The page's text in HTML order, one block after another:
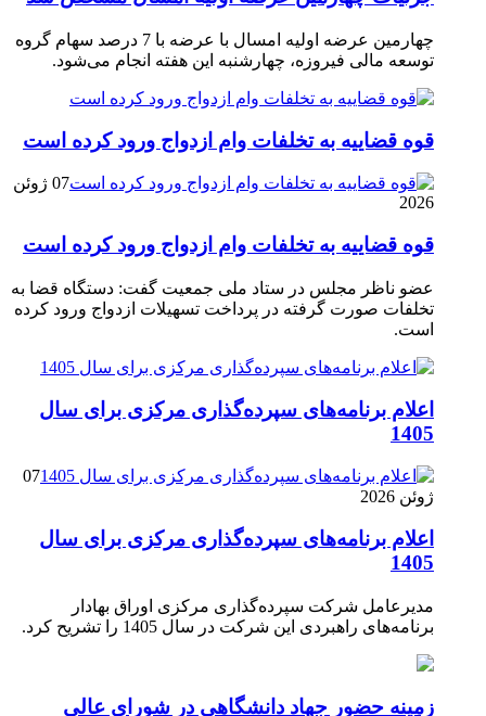
چهارمین عرضه اولیه امسال با عرضه با 7 درصد سهام گروه
توسعه مالی فیروزه، چهارشنبه این هفته انجام می‌شود.
قوه قضاییه به تخلفات وام ازدواج ورود کرده است
07 ژوئن
2026
قوه قضاییه به تخلفات وام ازدواج ورود کرده است
عضو ناظر مجلس در ستاد ملی جمعیت گفت: دستگاه قضا به
تخلفات صورت گرفته در پرداخت تسهیلات ازدواج ورود کرده
است.
اعلام برنامه‌های سپرده‌گذاری مرکزی برای سال
1405
07
ژوئن 2026
اعلام برنامه‌های سپرده‌گذاری مرکزی برای سال
1405
مدیرعامل شرکت سپرده‌گذاری مرکزی اوراق بهادار
برنامه‌های راهبردی این شرکت در سال 1405 را تشریح کرد.
زمینه حضور جهاد دانشگاهی در شورای عالی